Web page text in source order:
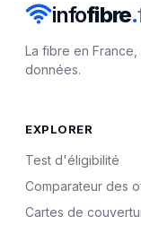
infofibre.
La fibre en
données.
EXPLORER
Test d'éligibilité
Comparateur des
Cartes de